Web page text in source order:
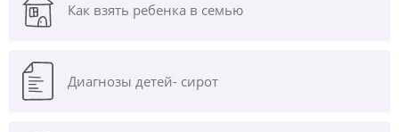
Как взять ребенка в семью
Диагнозы детей- сирот